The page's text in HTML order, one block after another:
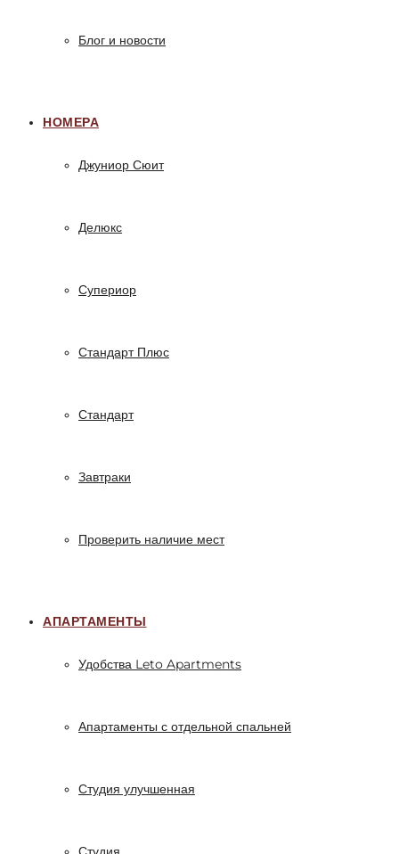
Блог и новости
НОМЕРА
Джуниор Сюит
Делюкс
Супериор
Стандарт Плюс
Стандарт
Завтраки
Проверить наличие мест
АПАРТАМЕНТЫ
Удобства Leto Apartments
Апартаменты с отдельной спальней
Студия улучшенная